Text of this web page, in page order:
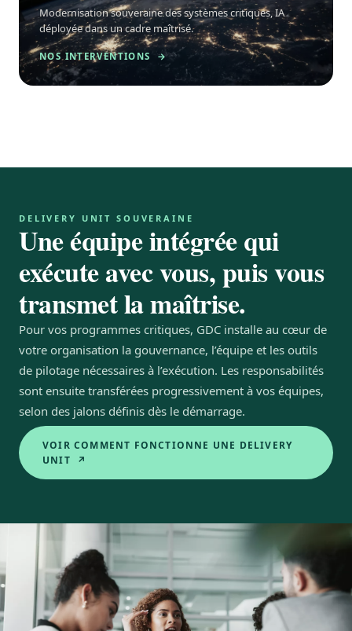
Modernisation souveraine des systèmes critiques, IA
déployée dans un cadre maîtrisé.
NOS INTERVENTIONS →
DELIVERY UNIT SOUVERAINE
Une équipe intégrée qui
exécute avec vous, puis vous
transmet la maîtrise.
Pour vos programmes critiques, GDC installe au cœur de
votre organisation la gouvernance, l’équipe et les outils
de pilotage nécessaires à l’exécution. Les responsabilités
sont ensuite transférées progressivement à vos équipes,
selon des jalons définis dès le démarrage.
VOIR COMMENT FONCTIONNE UNE DELIVERY
UNIT ↗